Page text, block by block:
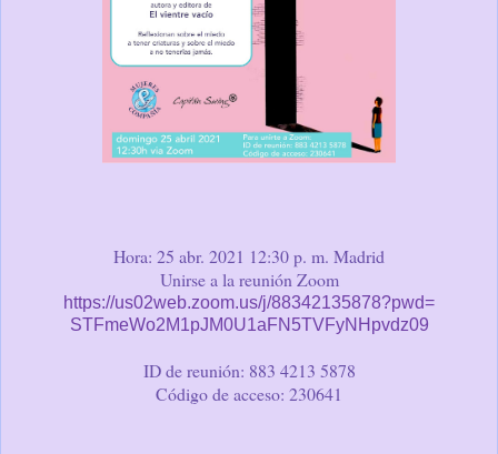
Hora: 25 abr. 2021 12:30 p. m. Madrid
Unirse a la reunión Zoom
https://us02web.zoom.us/j/88342135878?pwd=
STFmeWo2M1pJM0U1aFN5TVFyNHpvdz09
ID de reunión: 883 4213 5878
Código de acceso: 230641